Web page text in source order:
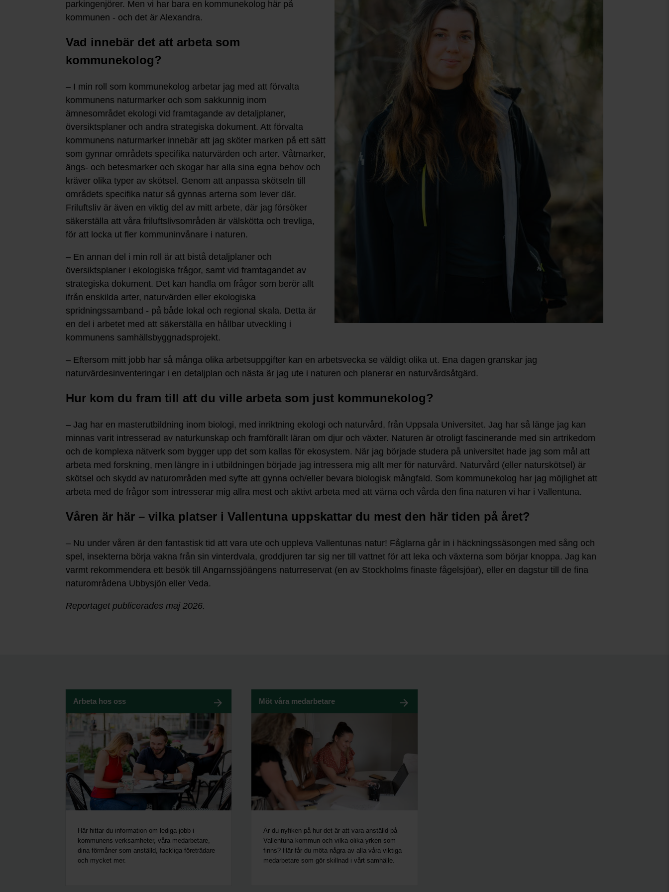
parkingenjörer. Men vi har bara en kommunekolog här på
kommunen - och det är Alexandra.
Vad innebär det att arbeta som
kommunekolog?
– I min roll som kommunekolog arbetar jag med att förvalta
kommunens naturmarker och som sakkunnig inom
ämnesområdet ekologi vid framtagande av detaljplaner,
översiktsplaner och andra strategiska dokument. Att förvalta
kommunens naturmarker innebär att jag sköter marken på ett sätt
som gynnar områdets specifika naturvärden och arter. Våtmarker,
ängs- och betesmarker och skogar har alla sina egna behov och
kräver olika typer av skötsel. Genom att anpassa skötseln till
områdets specifika natur så gynnas arterna som lever där.
Friluftsliv är även en viktig del av mitt arbete, där jag försöker
säkerställa att våra friluftslivsområden är välskötta och trevliga,
för att locka ut fler kommuninvånare i naturen.
– En annan del i min roll är att bistå detaljplaner och
översiktsplaner i ekologiska frågor, samt vid framtagandet av
strategiska dokument. Det kan handla om frågor som berör allt
ifrån enskilda arter, naturvärden eller ekologiska
spridningssamband - på både lokal och regional skala. Detta är
en del i arbetet med att säkerställa en hållbar utveckling i
kommunens samhällsbyggnadsprojekt.
– Eftersom mitt jobb har så många olika arbetsuppgifter kan en arbetsvecka se väldigt olika ut. Ena dagen granskar jag
naturvärdesinventeringar i en detaljplan och nästa är jag ute i naturen och planerar en naturvårdsåtgärd.
Hur kom du fram till att du ville arbeta som just kommunekolog?
– Jag har en masterutbildning inom biologi, med inriktning ekologi och naturvård, från Uppsala Universitet. Jag har så länge jag kan
minnas varit intresserad av naturkunskap och framförallt läran om djur och växter. Naturen är otroligt fascinerande med sin artrikedom
och de komplexa nätverk som bygger upp det som kallas för ekosystem. När jag började studera på universitet hade jag som mål att
arbeta med forskning, men längre in i utbildningen började jag intressera mig allt mer för naturvård. Naturvård (eller naturskötsel) är
skötsel och skydd av naturområden med syfte att gynna och/eller bevara biologisk mångfald. Som kommunekolog har jag möjlighet att
arbeta med de frågor som intresserar mig allra mest och aktivt arbeta med att värna och vårda den fina naturen vi har i Vallentuna.
Våren är här – vilka platser i Vallentuna uppskattar du mest den här tiden på året?
– Nu under våren är den fantastisk tid att vara ute och uppleva Vallentunas natur! Fåglarna går in i häckningssäsongen med sång och
spel, insekterna börja vakna från sin vinterdvala, groddjuren tar sig ner till vattnet för att leka och växterna som börjar knoppa. Jag kan
varmt rekommendera ett besök till Angarnssjöängens naturreservat (en av Stockholms finaste fågelsjöar), eller en dagstur till de fina
naturområdena Ubbysjön eller Veda.
Reportaget publicerades maj 2026.
Arbeta hos oss
Här hittar du information om lediga jobb i
kommunens verksamheter, våra medarbetare,
dina förmåner som anställd, fackliga företrädare
och mycket mer.
Möt våra medarbetare
Är du nyfiken på hur det är att vara anställd på
Vallentuna kommun och vilka olika yrken som
finns? Här får du möta några av alla våra viktiga
medarbetare som gör skillnad i vårt samhälle.